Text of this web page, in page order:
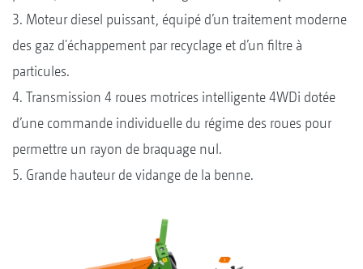
3. Moteur diesel puissant, équipé d’un traitement moderne
des gaz d'échappement par recyclage et d’un filtre à
particules.
4. Transmission 4 roues motrices intelligente 4WDi dotée
d’une commande individuelle du régime des roues pour
permettre un rayon de braquage nul.
5. Grande hauteur de vidange de la benne.